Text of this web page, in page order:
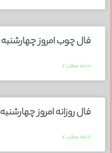
فال چوب امروز چهارشنبه 3 دی 1404
ادامه مطلب »
فال روزانه امروز چهارشنبه 3 دی 1404
ادامه مطلب »